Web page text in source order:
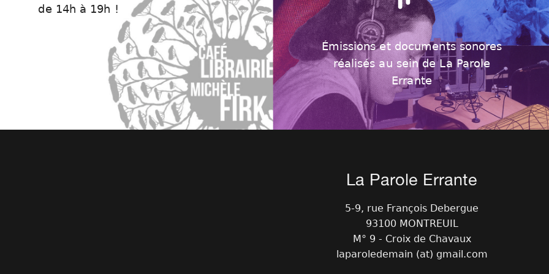
de 14h à 19h !
Émissions et documents sonores
réalisés au sein de La Parole
Errante
La Parole Errante
5-9, rue François Debergue
93100 MONTREUIL
M° 9 - Croix de Chavaux
laparoledemain (at) gmail.com